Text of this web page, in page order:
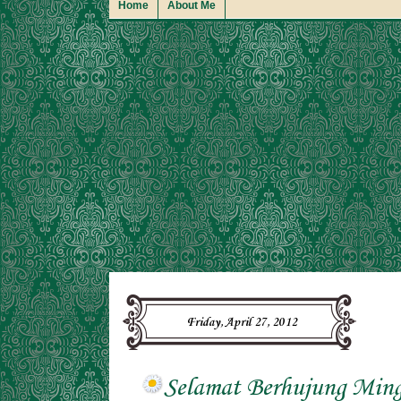
Home About Me
Friday, April 27, 2012
Selamat Berhujung